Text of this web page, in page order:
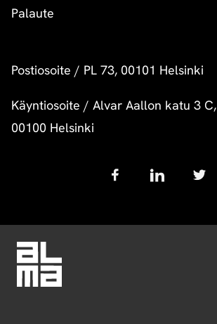
Palaute
Postiosoite / PL 73, 00101 Helsinki
Käyntiosoite / Alvar Aallon katu 3 C,
00100 Helsinki